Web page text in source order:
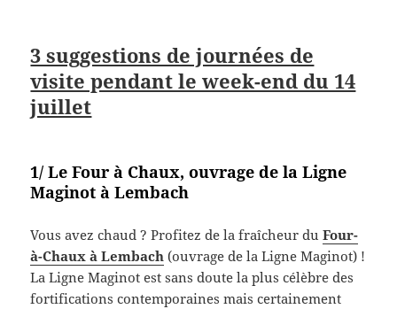
3 suggestions de journées de
visite pendant le week-end du 14
juillet
1/ Le Four à Chaux, ouvrage de la Ligne
Maginot à Lembach
Vous avez chaud ? Profitez de la fraîcheur duFour-
à-Chaux à Lembach (ouvrage de la Ligne Maginot) !
La Ligne Maginot est sans doute la plus célèbre des
fortifications contemporaines mais certainement